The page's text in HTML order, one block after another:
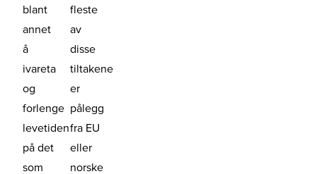
blant
annet
å
ivareta
og
forlenge
levetiden
på det
som
fleste
av
disse
tiltakene
er
pålegg
fra EU
eller
norske